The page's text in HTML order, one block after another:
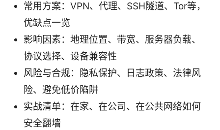
常用方案：VPN、代理、SSH隧道、Tor等，
优缺点一览
影响因素：地理位置、带宽、服务器负载、
协议选择、设备兼容性
风险与合规：隐私保护、日志政策、法律风
险、避免低价陷阱
实战清单：在家、在公司、在公共网络如何
安全翻墙